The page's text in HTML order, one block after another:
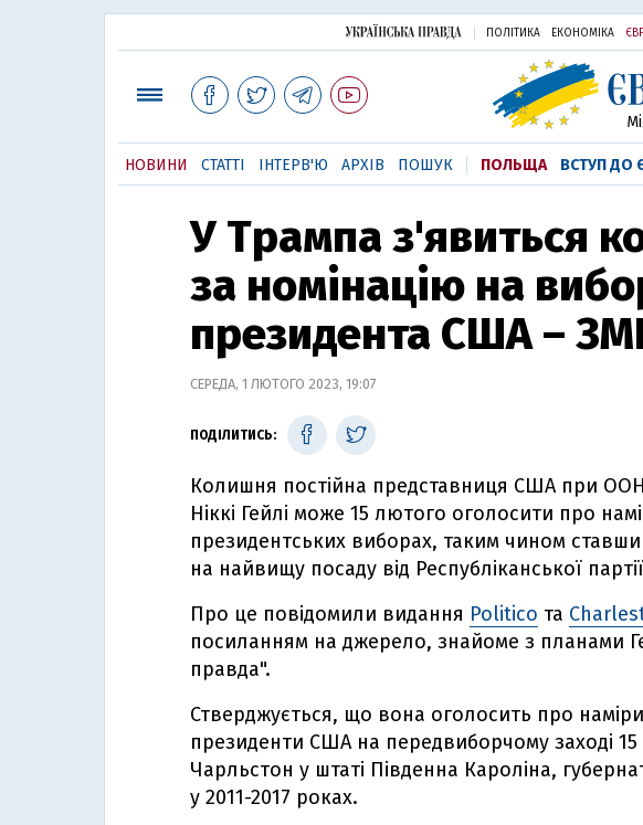
ПОЛІТИКА ЕКОНОМІКА
НОВИНИ СТАТТІ ІНТЕРВ'Ю АРХІВ ПОШУК ПОЛЬЩА ВСТУП ДО
У Трампа з'явиться
за номінацію на
президента США –
СЕРЕДА, 1 ЛЮТОГО 2023, 19:07
ПОДІЛИТИСЬ:
Колишня постійна представниця США при
Ніккі Гейлі може 15 лютого оголосити про
президентських виборах, таким чином
на найвищу посаду від Республіканської
Про це повідомили видання Politico та
посиланням на джерело, знайоме з планами
правда".
Стверджується, що вона оголосить про
президенти США на передвиборчому заході 15
Чарльстон у штаті Південна Кароліна,
у 2011-2017 роках.